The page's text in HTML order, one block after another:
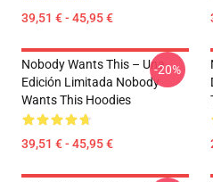
39,51 € - 45,95 €
Nobody Wants This – Una
Edición Limitada Nobody
Wants This Hoodies
39,51 € - 45,95 €
-20%